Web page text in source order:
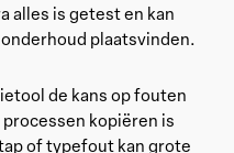
alles is getest en kan
plaatsvinden.
de kans op fouten
kopiëren is
of typefout kan grote